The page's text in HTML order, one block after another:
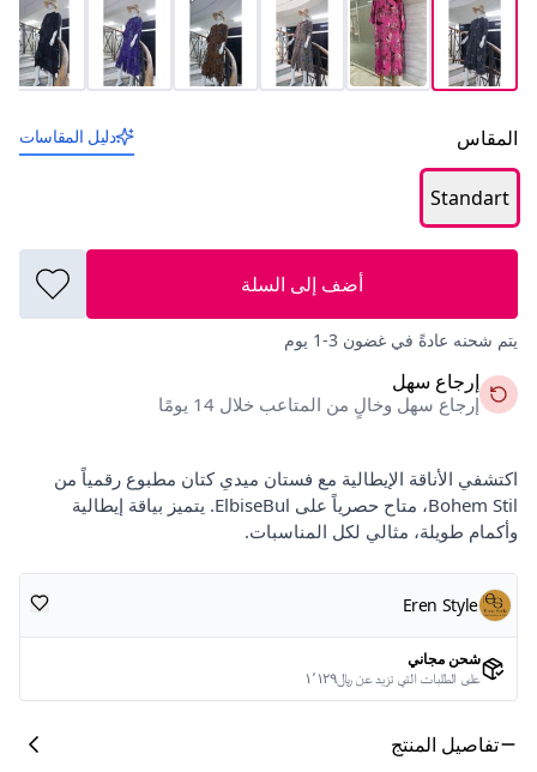
المقاس دليل المقاسات
Standart
أضف إلى السلة
يتم شحنه عادةً في غضون 3-1 يوم
إرجاع سهل
إرجاع سهل وخالٍ من المتاعب خلال 14 يومًا
اكتشفي الأناقة الإيطالية مع فستان ميدي كتان مطبوع رقمياً من
Bohem Stil، متاح حصرياً على ElbiseBul. يتميز بياقة إيطالية
وأكمام طويلة، مثالي لكل المناسبات.
Eren Style
شحن مجاني
على الطلبات التي تزيد عن ﷼١٬١٢٩
تفاصيل المنتج